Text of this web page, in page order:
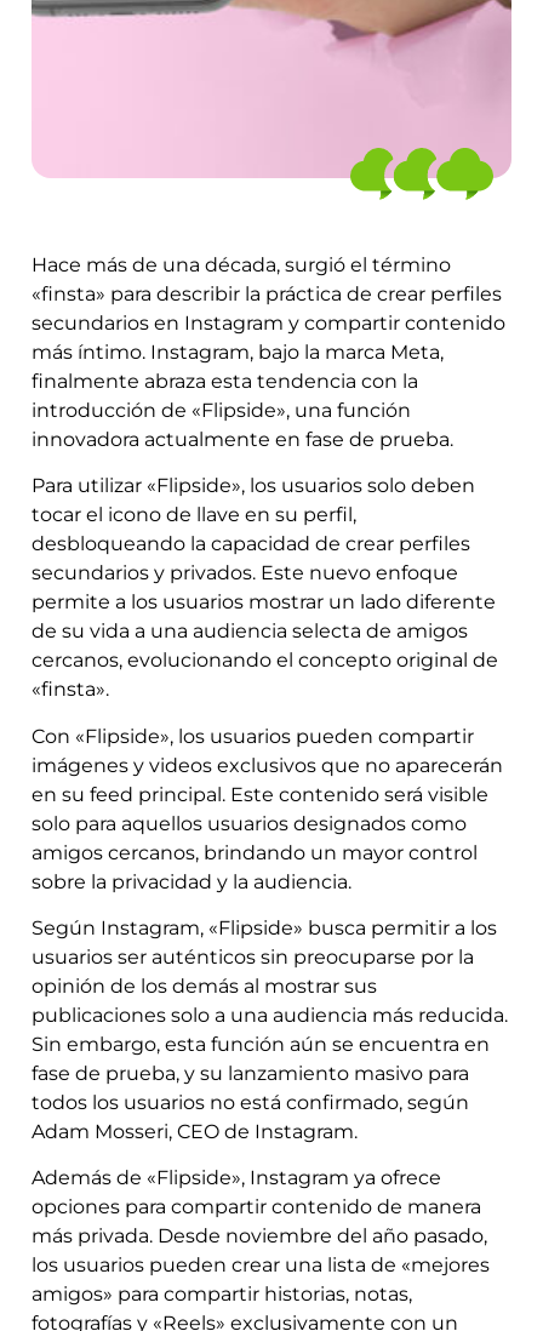
Hace más de una década, surgió el término
«finsta» para describir la práctica de crear perfiles
secundarios en Instagram y compartir contenido
más íntimo. Instagram, bajo la marca Meta,
finalmente abraza esta tendencia con la
introducción de «Flipside», una función
innovadora actualmente en fase de prueba.
Para utilizar «Flipside», los usuarios solo deben
tocar el icono de llave en su perfil,
desbloqueando la capacidad de crear perfiles
secundarios y privados. Este nuevo enfoque
permite a los usuarios mostrar un lado diferente
de su vida a una audiencia selecta de amigos
cercanos, evolucionando el concepto original de
«finsta».
Con «Flipside», los usuarios pueden compartir
imágenes y videos exclusivos que no aparecerán
en su feed principal. Este contenido será visible
solo para aquellos usuarios designados como
amigos cercanos, brindando un mayor control
sobre la privacidad y la audiencia.
Según Instagram, «Flipside» busca permitir a los
usuarios ser auténticos sin preocuparse por la
opinión de los demás al mostrar sus
publicaciones solo a una audiencia más reducida.
Sin embargo, esta función aún se encuentra en
fase de prueba, y su lanzamiento masivo para
todos los usuarios no está confirmado, según
Adam Mosseri, CEO de Instagram.
Además de «Flipside», Instagram ya ofrece
opciones para compartir contenido de manera
más privada. Desde noviembre del año pasado,
los usuarios pueden crear una lista de «mejores
amigos» para compartir historias, notas,
fotografías y «Reels» exclusivamente con un